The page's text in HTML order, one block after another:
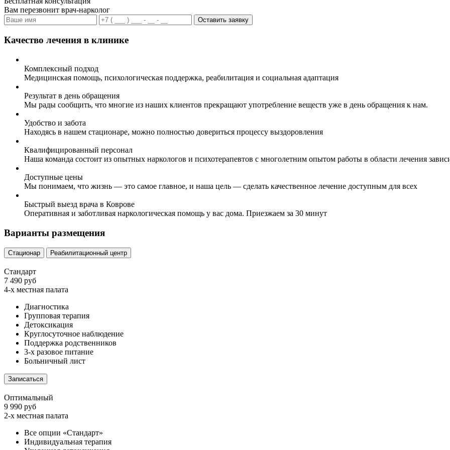
Вам перезвонит врач-нарколог
Оставить заявку
Качество лечения в клинике
Комплексный подход
Медицинская помощь, психологическая поддержка, реабилитация и социальная адаптация
Результат в день обращения
Мы рады сообщить, что многие из наших клиентов прекращают употребление веществ уже в день обращения к нам.
Удобство и забота
Находясь в нашем стационаре, можно полностью довериться процессу выздоровления
Квалифицированный персонал
Наша команда состоит из опытных наркологов и психотерапевтов с многолетним опытом работы в области лечения
Доступные цены
Мы понимаем, что жизнь — это самое главное, и наша цель — сделать качественное лечение доступным для всех
Быстрый выезд врача в Коврове
Оперативная и заботливая наркологическая помощь у вас дома. Приезжаем за 30 минут
Варианты размещения
Стационар Реабилитационный центр
Стандарт
7 490 руб
4-х местная палата
Диагностика
Групповая терапия
Детоксикация
Круглосуточное наблюдение
Поддержка родственников
3-х разовое питание
Больничный лист
Записаться
Оптимальный
9 990 руб
2-х местная палата
Все опции «Стандарт»
Индивидуальная терапия